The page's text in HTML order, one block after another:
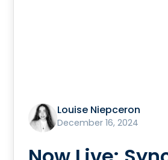
Louise Niepceron
December 16, 2024